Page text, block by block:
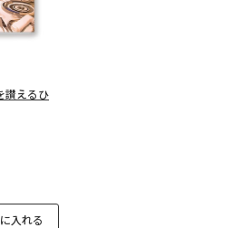
えるひ
入れる